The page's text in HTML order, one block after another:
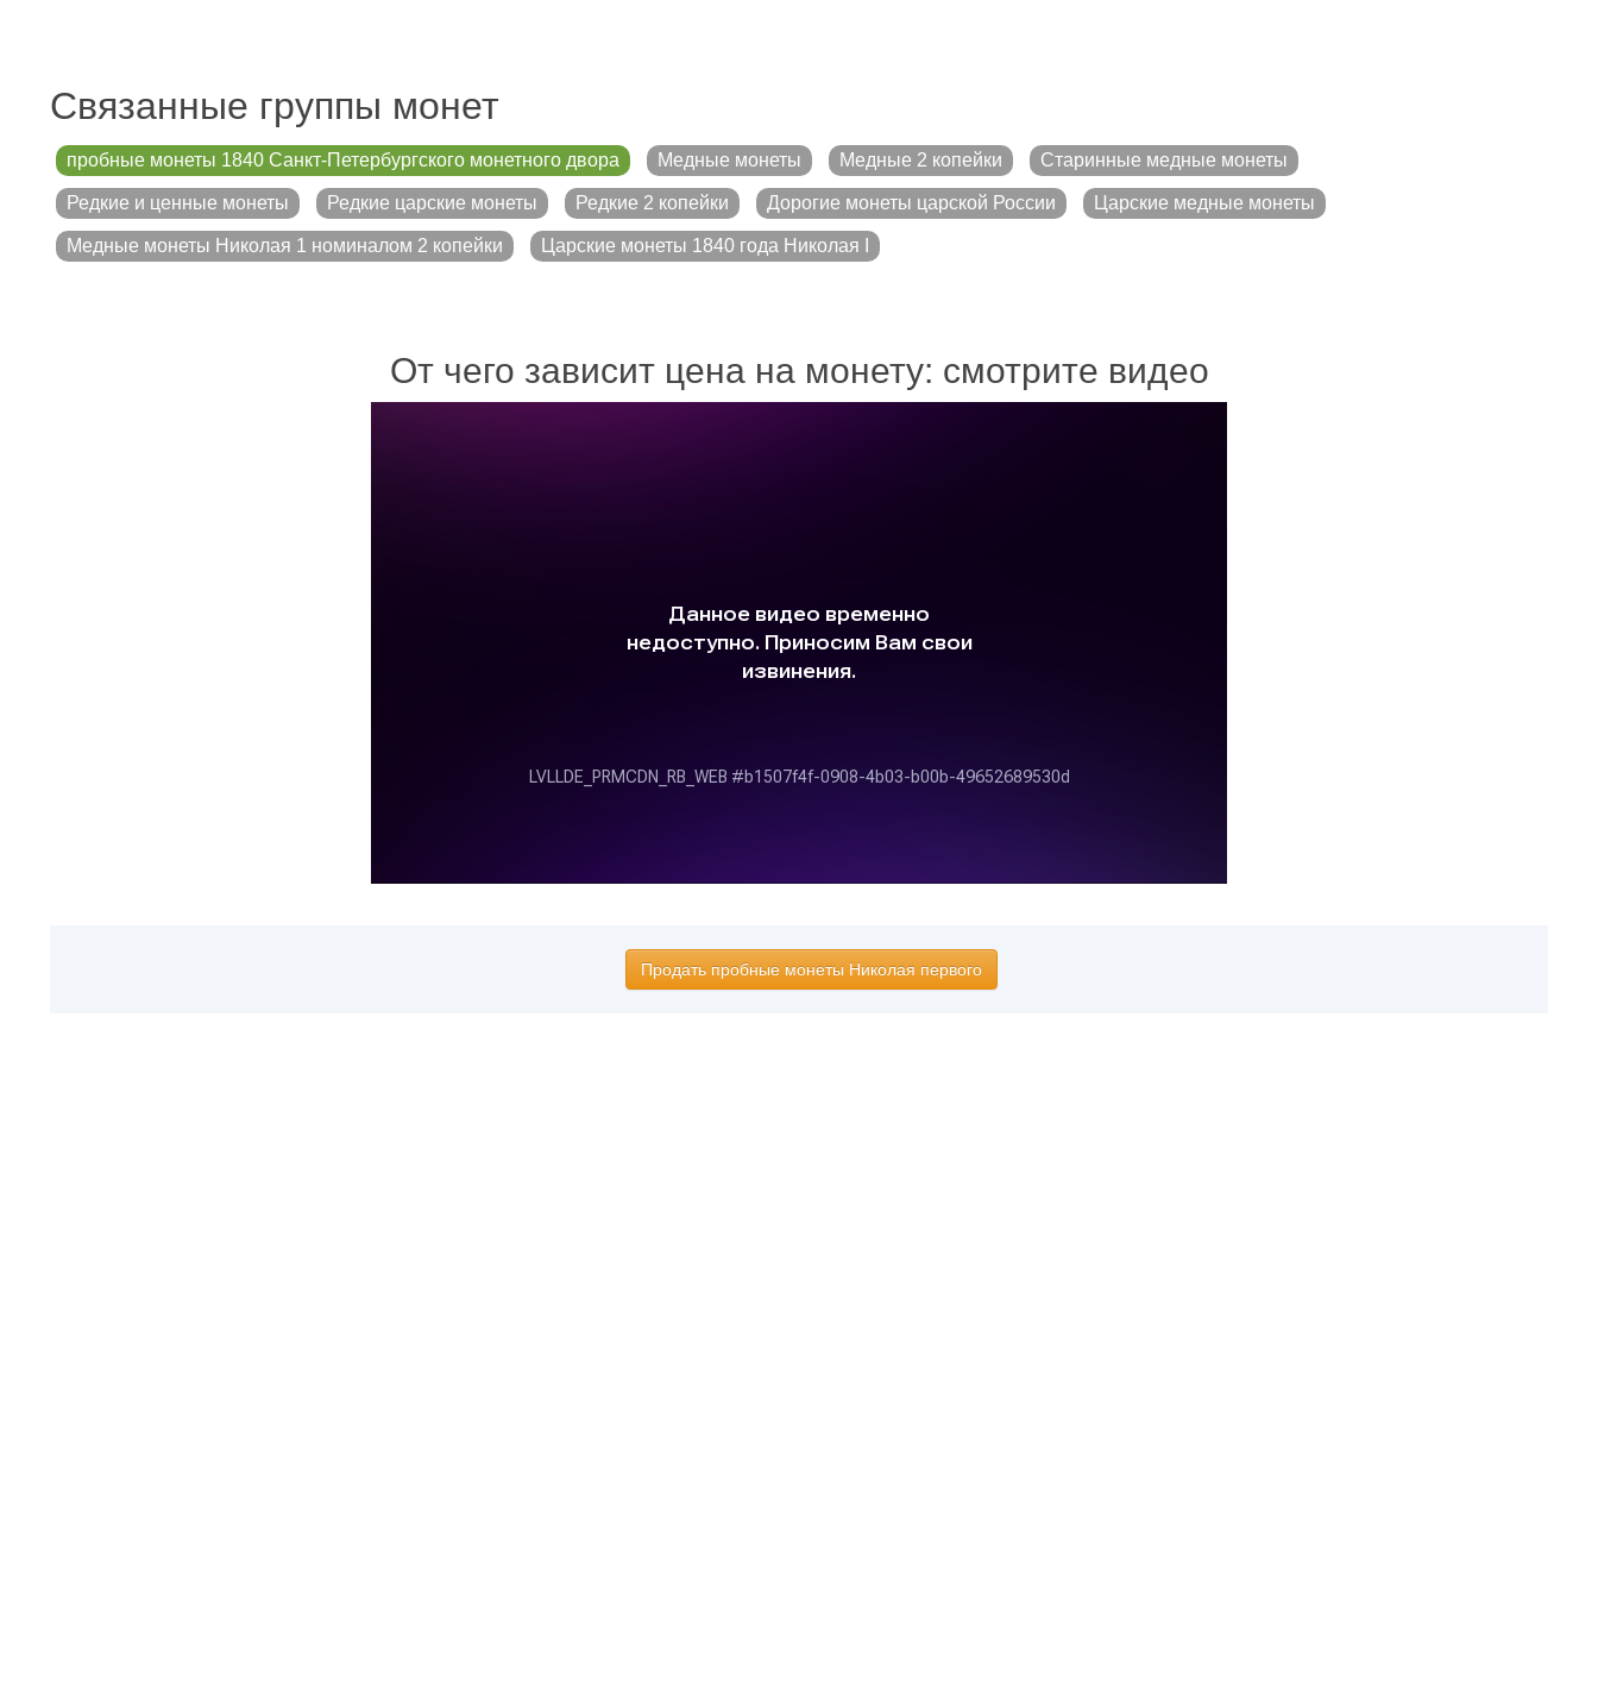
Связанные группы монет
пробные монеты 1840 Санкт-Петербургского монетного двора Медные монеты Медные 2 копейки Старинные медные монеты
Редкие и ценные монеты Редкие царские монеты Редкие 2 копейки Дорогие монеты царской России Царские медные монеты
Медные монеты Николая 1 номиналом 2 копейки Царские монеты 1840 года Николая I
От чего зависит цена на монету: смотрите видео
Продать пробные монеты Николая первого